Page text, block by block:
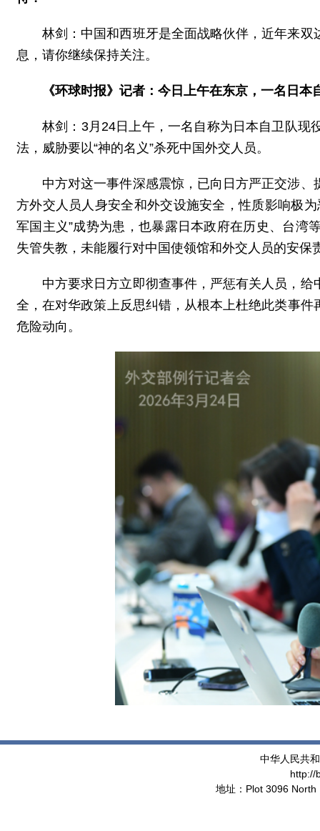
林剑：中国和西班牙是全面战略伙伴，近年来
息，请你继续保持关注。
《环球时报》记者：今日上午在东京，一名日
林剑：3月24日上午，一名自称为日本自卫队现
法，威胁要以“神的名义”杀死中国外交人员。
中方对这一事件深感震惊，已向日方严正交涉
方外交人员人身安全和外交设施安全，性质影响极
军国主义”成势为患，也暴露日本政府在历史、台湾
失管失教，未能履行对中国使领馆和外交人员的安保
中方要求日方立即彻查事件，严惩有关人员，
全，在对华政策上反思纠错，从根本上杜绝此类事
危险动向。
中华人民共
http://
地址：Plot 3096